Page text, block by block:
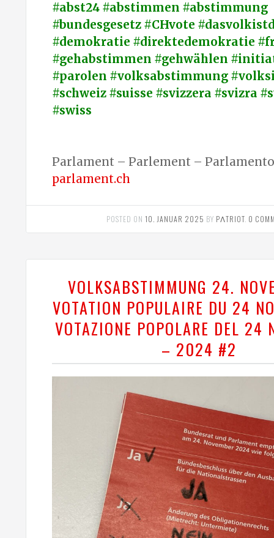
#abst24 #abstimmen #abstimmung
#bundesgesetz #CHvote
#demokratie #direktedemokratie
#gehabstimmen #gehwählen
#parolen #volksabstimmung
#schweiz #suisse #svizzera #svizra
#swiss
Parlament – Parlement –
parlament.ch
POSTED ON10. JANUAR 2025 BY PΛTRIOT 0
VOLKSABSTIMMUNG 24.
VOTATION POPULAIRE DU 24
VOTAZIONE POPOLARE DEL 24
– 2024 #2